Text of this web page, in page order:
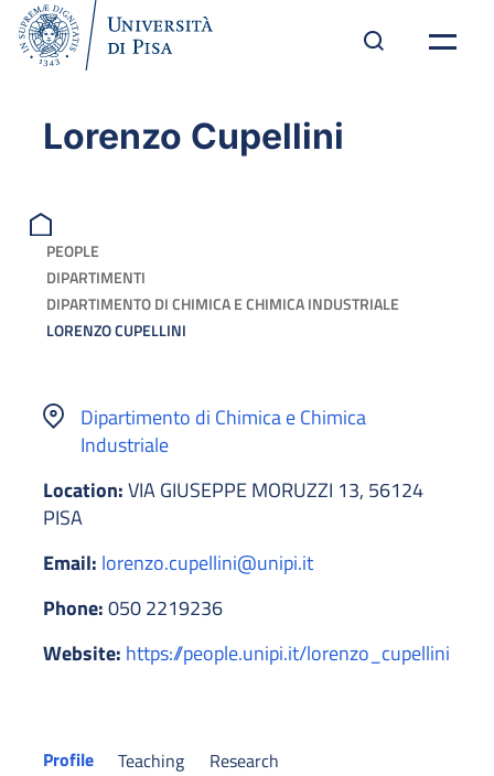
Lorenzo Cupellini
PEOPLE
DIPARTIMENTI
DIPARTIMENTO DI CHIMICA E CHIMICA INDUSTRIALE
LORENZO CUPELLINI
Dipartimento di Chimica e Chimica
Industriale
Location:VIA GIUSEPPE MORUZZI 13, 56124
PISA
Email: lorenzo.cupellini@unipi.it
Phone:050 2219236
Website: https://people.unipi.it/lorenzo_cupellini
Profile Teaching Research